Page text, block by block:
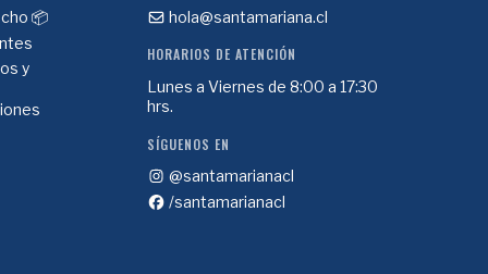
📦
y
hola@santamariana.cl
HORARIOS DE ATENCIÓN
Lunes a Viernes de 8:00 a 17:30
hrs.
SÍGUENOS EN
@santamarianacl
/santamarianacl